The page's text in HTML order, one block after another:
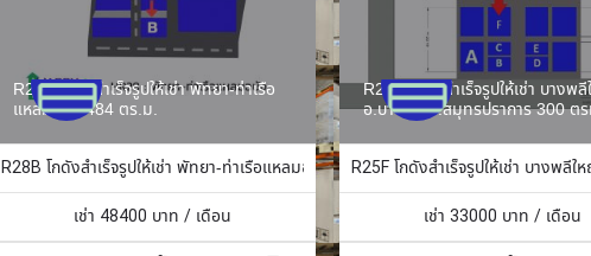
R28B โกดังสำเร็จรูปให้เช่า พัทยา-ท่าเรือ
แหลมฉบัง 484 ตร.ม.
R28B โกดังสำเร็จรูปให้เช่า พัทยา-ท่าเรือแหลมฉบัง 484 ตร.ม.
เช่า 48400 บาท / เดือน
R25F โกดังสำเร็จรูปให้เช่า บางพ
อ.บางพลี จ.สมุทรปราการ 300 ต
R25F โกดังสำเร็จรูปให้เช่า บางพ
เช่า 33000 บาท / เดือน